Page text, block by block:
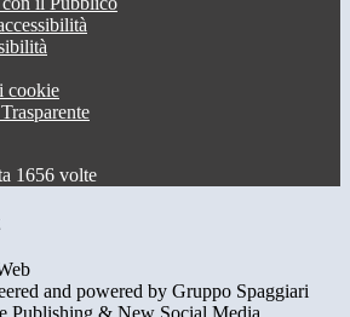
cookie
1656 volte
and powered by Gruppo Spaggiari
Publishing & New Social Media